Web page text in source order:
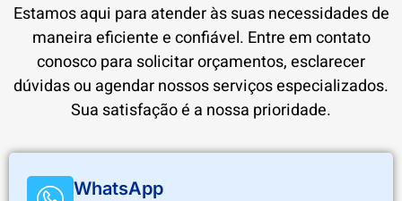
Estamos aqui para atender às suas necessidades de
maneira eficiente e confiável. Entre em contato
conosco para solicitar orçamentos, esclarecer
dúvidas ou agendar nossos serviços especializados.
Sua satisfação é a nossa prioridade.
WhatsApp